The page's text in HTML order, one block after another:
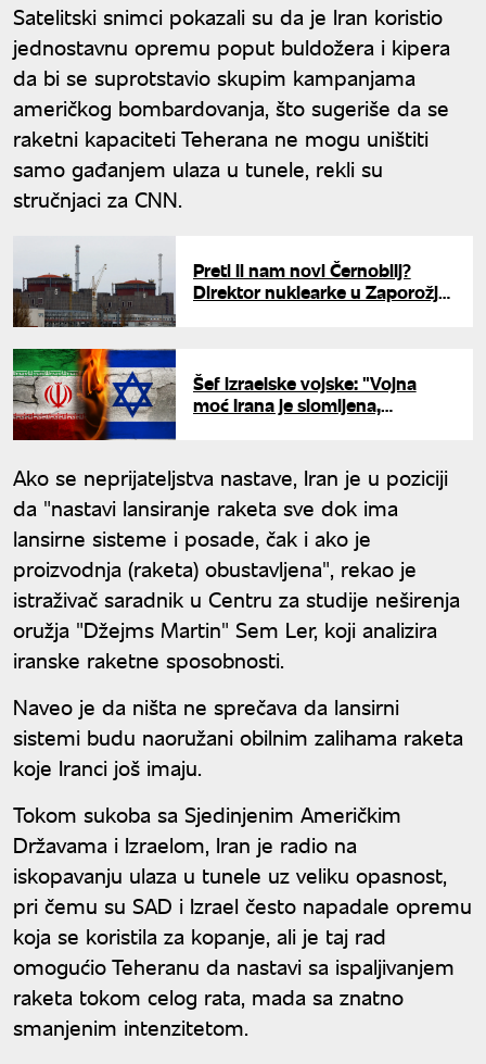
Satelitski snimci pokazali su da je Iran koristio
jednostavnu opremu poput buldožera i kipera
da bi se suprotstavio skupim kampanjama
američkog bombardovanja, što sugeriše da se
raketni kapaciteti Teherana ne mogu uništiti
samo gađanjem ulaza u tunele, rekli su
stručnjaci za CNN.
Preti li nam novi Černobilj?
Direktor nuklearke u Zaporožju
Šef izraelske vojske: "Vojna
moć Irana je slomljena,
Ako se neprijateljstva nastave, Iran je u poziciji
da "nastavi lansiranje raketa sve dok ima
lansirne sisteme i posade, čak i ako je
proizvodnja (raketa) obustavljena", rekao je
istraživač saradnik u Centru za studije neširenja
oružja "Džejms Martin" Sem Ler, koji analizira
iranske raketne sposobnosti.
Naveo je da ništa ne sprečava da lansirni
sistemi budu naoružani obilnim zalihama raketa
koje Iranci još imaju.
Tokom sukoba sa Sjedinjenim Američkim
Državama i Izraelom, Iran je radio na
iskopavanju ulaza u tunele uz veliku opasnost,
pri čemu su SAD i Izrael često napadale opremu
koja se koristila za kopanje, ali je taj rad
omogućio Teheranu da nastavi sa ispaljivanjem
raketa tokom celog rata, mada sa znatno
smanjenim intenzitetom.